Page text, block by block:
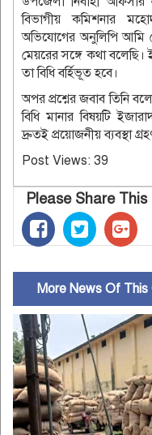
বিভাগীয় কমিশনার
অভিযোগের অনুলিপি আমি
মেয়রের সঙ্গে কথা বলেছি।
তা বিধি বর্হিভূত হবে।
অপর প্রশ্নের জবাব তিনি
বিধি মানার বিষয়টি
দ্রুতই প্রয়োজনীয় ব্যবস্থা
Post Views: 39
Please Share
More News Of This